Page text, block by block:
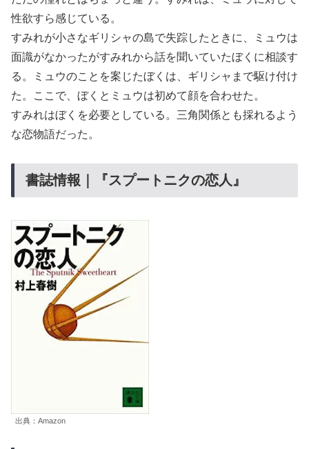
性欲すら感じている。
すみれが小さなギリシャの島で失踪したときに、ミュウは
面識がなかったがすみれから話を聞いていたぼくに相談す
る。ミュウのことを案じたぼくは、ギリシャまで駆け付け
た。ここで、ぼくとミュウは初めて顔を合わせた。
すみれはぼくを必要としている。三角関係とも採れるよう
な恋物語だった。
書誌情報｜『スプートニクの恋人』
出典：Amazon